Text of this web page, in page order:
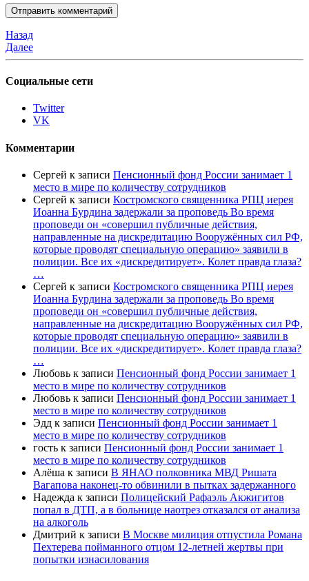
Назад
Далее
Социальные сети
Twitter
VK
Комментарии
Сергей к записи Пенсионный фонд России занимает 1
место в мире по количеству сотрудников
Сергей к записи Костромского священника РПЦ иерея
Иоанна Бурдина задержали за проповедь Во время
проповеди он «совершил публичные действия,
направленные на дискредитацию Вооружённых сил РФ,
которые проводят специальную операцию» заявили в
полиции. Все их «дискредитирует». Колет правда глаза?
…
Сергей к записи Костромского священника РПЦ иерея
Иоанна Бурдина задержали за проповедь Во время
проповеди он «совершил публичные действия,
направленные на дискредитацию Вооружённых сил РФ,
которые проводят специальную операцию» заявили в
полиции. Все их «дискредитирует». Колет правда глаза?
…
Любовь к записи Пенсионный фонд России занимает 1
место в мире по количеству сотрудников
Любовь к записи Пенсионный фонд России занимает 1
место в мире по количеству сотрудников
Эдд к записи Пенсионный фонд России занимает 1
место в мире по количеству сотрудников
гость к записи Пенсионный фонд России занимает 1
место в мире по количеству сотрудников
Алёша к записи В ЯНАО полковника МВД Ришата
Вагапова наконец-то обвинили в пытках задержанного
Надежда к записи Полицейский Рафаэль Акжигитов
попал в ДТП, а в больнице наотрез отказался от анализа
на алкоголь
Дмитрий к записи В Москве милиция отпустила Романа
Пехтерева пойманного отцом 12-летней жертвы при
попытки изнасилования